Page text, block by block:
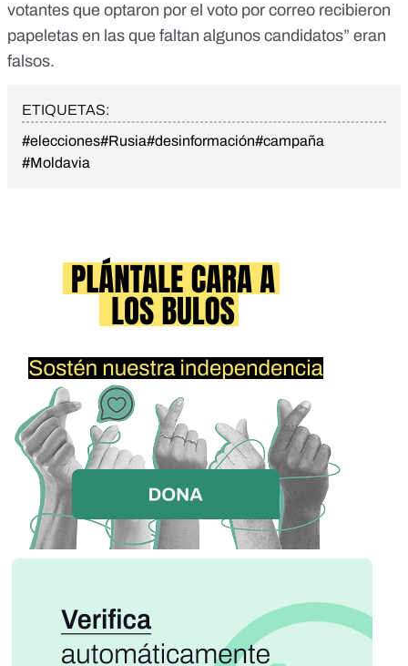
votantes que optaron por el voto por correo recibieron
papeletas en las que faltan algunos candidatos” eran
falsos.
ETIQUETAS:
#elecciones#Rusia#desinformación#campaña
#Moldavia